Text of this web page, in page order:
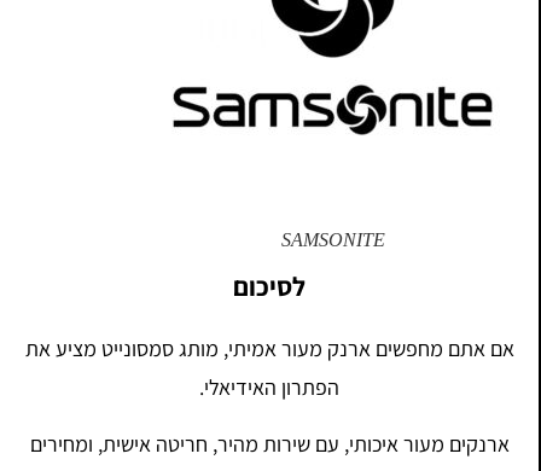
SAMSONITE
לסיכום
אם אתם מחפשים ארנק מעור אמיתי, מותג סמסונייט מציע את
הפתרון האידיאלי.
ארנקים מעור איכותי, עם שירות מהיר, חריטה אישית, ומחירים